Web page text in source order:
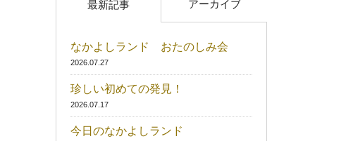
最新記事 アーカイブ
なかよしランド おたのしみ会
2026.07.27
珍しい初めての発見！
2026.07.17
今日のなかよしランド